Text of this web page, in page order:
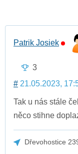
Patrik Josiek
3
# 21.05.2023,
Tak u nás stále
něco stihne
Dřevohostice